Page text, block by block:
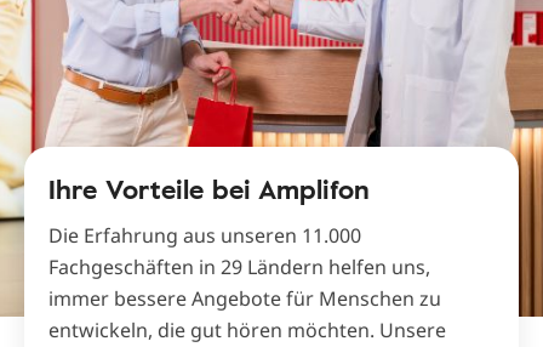
Ihre Vorteile bei Amplifon
Die Erfahrung aus unseren 11.000
Fachgeschäften in 29 Ländern helfen uns,
immer bessere Angebote für Menschen zu
entwickeln, die gut hören möchten. Unsere